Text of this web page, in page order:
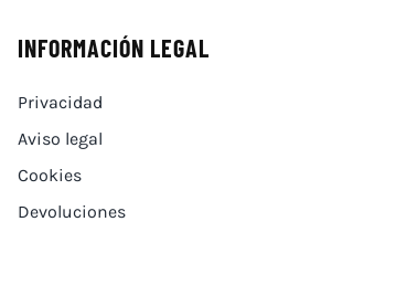
INFORMACIÓN LEGAL
Privacidad
Aviso legal
Cookies
Devoluciones